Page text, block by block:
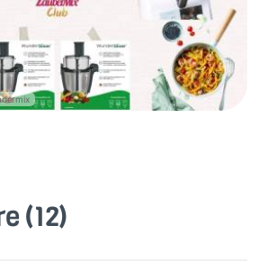
(12)